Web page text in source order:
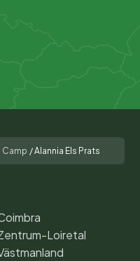
/Alannia Els Prats
Loiretal